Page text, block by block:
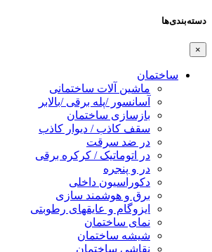
دسته‌بندی‌ها
×
ساختمان
ماشین آلات ساختمانی
آسانسور /پله برقی /بالابر
بازسازی ساختمان
سقف کاذب / دیوار کاذب
در ضد سرقت
در اتوماتیک / کرکره برقی
در و پنجره
دکوراسیون داخلی
برق و هوشمند سازی
ایزوگام و عایقهای رطوبتی
نمای ساختمان
شیشه ساختمان
نقاشی ساختمان